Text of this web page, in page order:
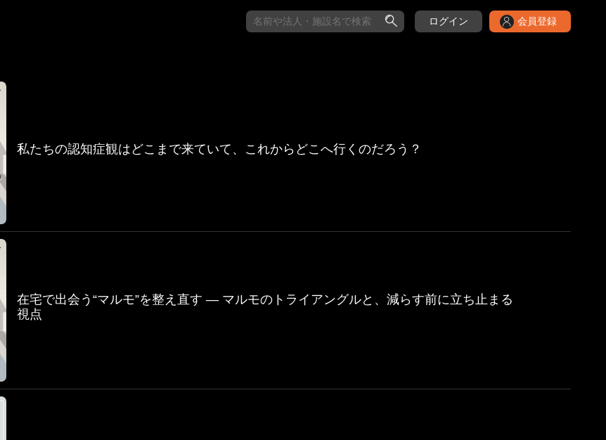
ログイン 会員登録
私たちの認知症観はどこまで来ていて、これからどこへ行くのだろう？
在宅で出会う“マルモ”を整え直す ― マルモのトライアングルと、減らす前に立ち止まる
視点